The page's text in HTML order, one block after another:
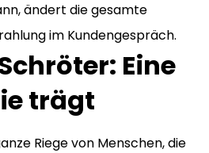
ändert die gesamte
im Kundengespräch.
Eine
trägt
Riege von Menschen, die